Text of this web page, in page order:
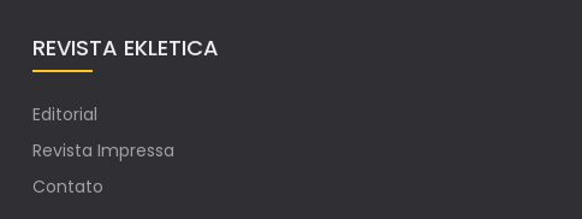
REVISTA EKLETICA
Editorial
Revista Impressa
Contato